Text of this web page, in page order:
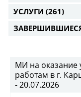
УСЛУГИ (261)
МИ на
работам в г.
- 20.07.2026